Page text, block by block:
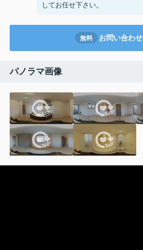
してお任せ下さい。
無料 お問い合わせ
パノラマ画像